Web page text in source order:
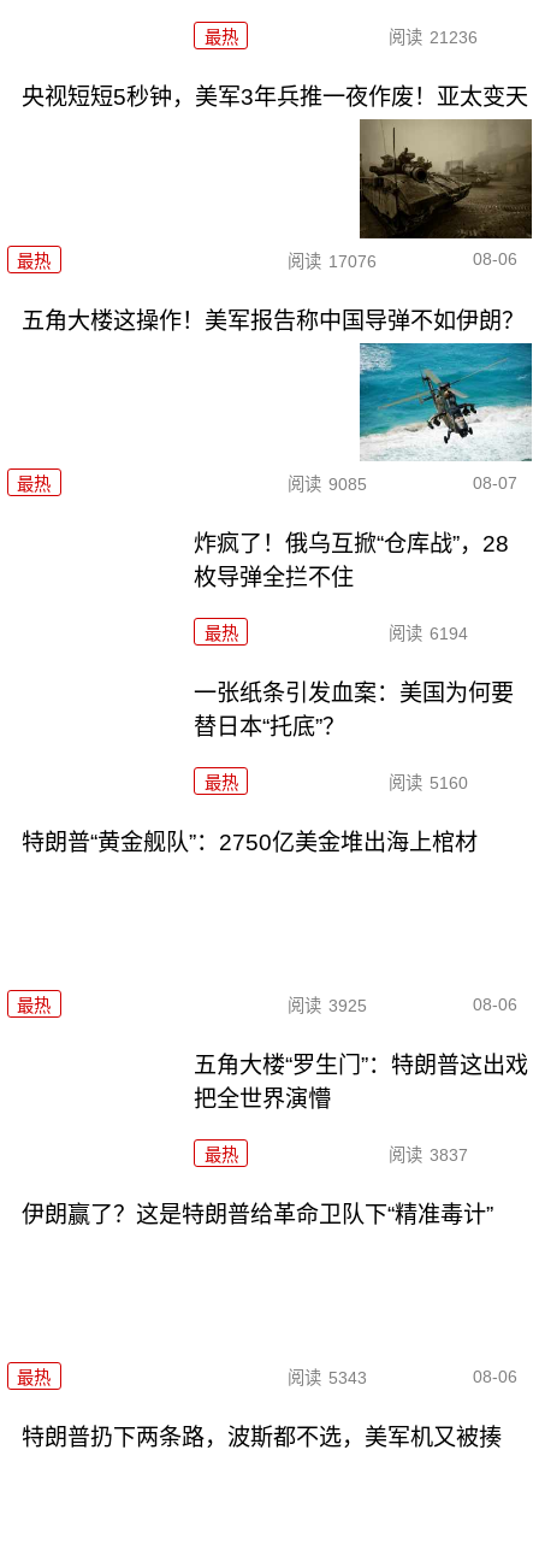
最热 阅读 21236
央视短短5秒钟，美军3年兵推一夜作废！亚太变天
最热 阅读 17076 08-06
五角大楼这操作！美军报告称中国导弹不如伊朗？
最热 阅读 9085 08-07
炸疯了！俄乌互掀“仓库战”，28
枚导弹全拦不住
最热 阅读 6194
一张纸条引发血案：美国为何要
替日本“托底”？
最热 阅读 5160
特朗普“黄金舰队”：2750亿美金堆出海上棺材
最热 阅读 3925 08-06
五角大楼“罗生门”：特朗普这出戏
把全世界演懵
最热 阅读 3837
伊朗赢了？这是特朗普给革命卫队下“精准毒计”
最热 阅读 5343 08-06
特朗普扔下两条路，波斯都不选，美军机又被揍